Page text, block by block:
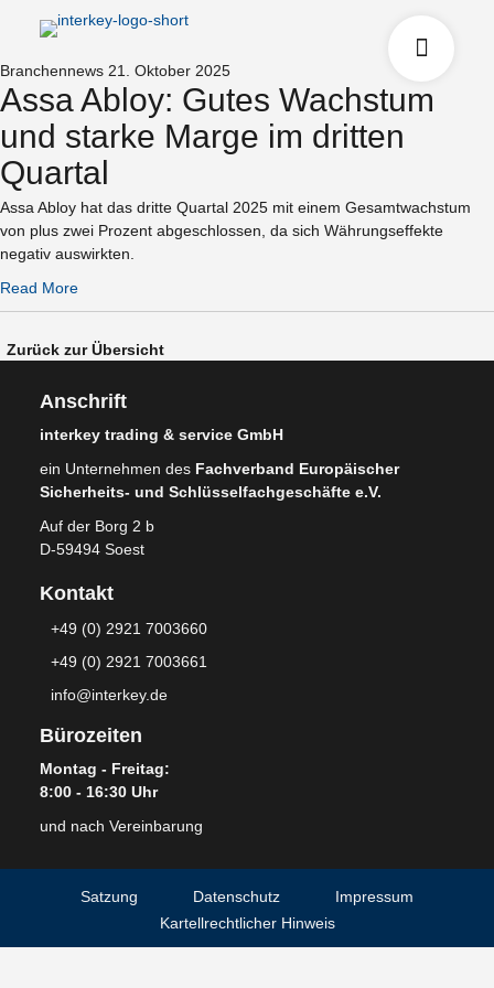
Branchennews 21. Oktober 2025
Assa Abloy: Gutes Wachstum
und starke Marge im dritten
Quartal
Assa Abloy hat das dritte Quartal 2025 mit einem Gesamtwachstum
von plus zwei Prozent abgeschlossen, da sich Währungseffekte
negativ auswirkten.
Read More
Zurück zur Übersicht
Anschrift
interkey trading & service GmbH
ein Unternehmen des Fachverband Europäischer
Sicherheits- und Schlüsselfachgeschäfte e.V.
Auf der Borg 2 b
D-59494 Soest
Kontakt
+49 (0) 2921 7003660
+49 (0) 2921 7003661
info@interkey.de
Bürozeiten
Montag - Freitag:
8:00 - 16:30 Uhr
und nach Vereinbarung
Satzung Datenschutz
Impressum
Kartellrechtlicher Hinweis